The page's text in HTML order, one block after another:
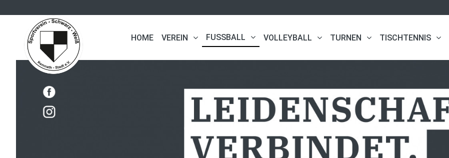
HOME VEREIN FUSSBALL VOLLEYBALL TURNEN TISCHTENNIS